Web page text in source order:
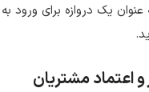
یک دروازه برای ورود به
و اعتماد مشتریان